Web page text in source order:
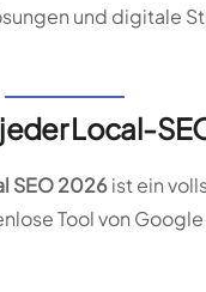
und digitale
Local-
SEO 2026ist ein
Tool von